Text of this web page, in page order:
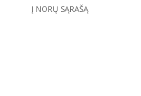
Į NORŲ SĄRAŠĄ